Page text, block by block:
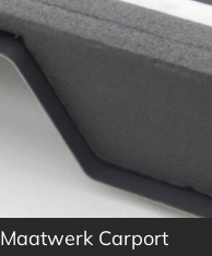
Maatwerk Carport